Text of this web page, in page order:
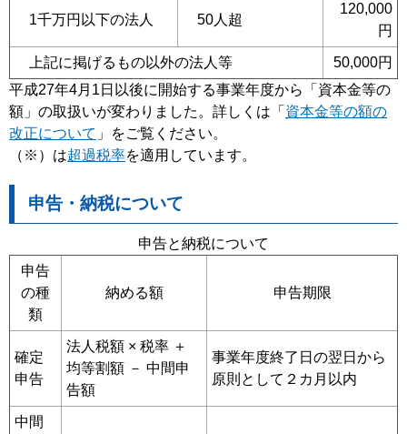
1千万円以下の法人 50人超
120,000
円
上記に掲げるもの以外の法人等
50,000円
平成27年4月1日以後に開始する事業年度から「資本金等の
額」の取扱いが変わりました。詳しくは「 資本金等の額の
改正について 」をご覧ください。
（※）は超過税率を適用しています。
申告・納税について
申告と納税について
申告
の種
類
納める額 申告期限
確定
申告
法人税額 × 税率 ＋
均等割額 － 中間申
告額
事業年度終了日の翌日から
原則として２カ月以内
中間